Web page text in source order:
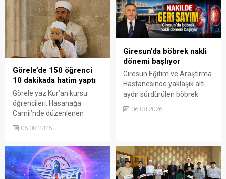
ele alındı.
Görele’de 150 öğrenci
10 dakikada hatim yaptı
Görele yaz Kur’an kursu
öğrencileri, Hasanağa
Camii’nde düzenlenen
geldi. Aynı anda Kur’an-ı
katıldığı etkinlik, aileler ve
cami cemaatinden de yoğun
ilgi gördü.
06.08.2026
Giresun’da böbrek nakli
dönemi başlıyor
Giresun Eğitim ve Araştırma
Hastanesinde yaklaşık altı
aydır sürdürülen böbrek
Ön izin başvurusunun
başlaması hedefleniyor.
06.08.2026